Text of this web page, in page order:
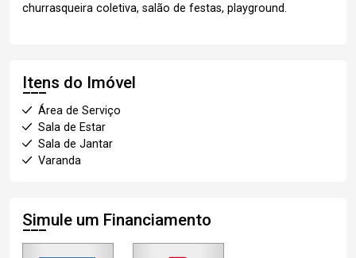
churrasqueira coletiva, salão de festas, playground.
Itens do Imóvel
Área de Serviço
Sala de Estar
Sala de Jantar
Varanda
Simule um Financiamento